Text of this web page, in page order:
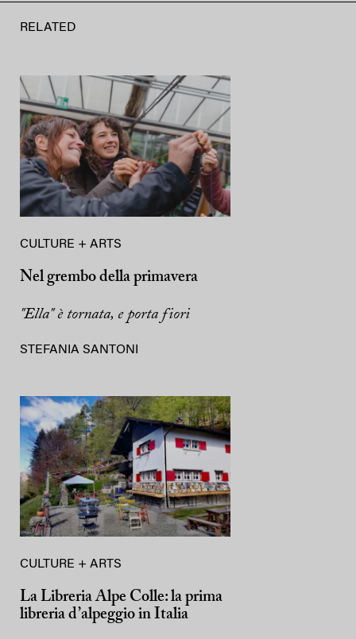
RELATED
CULTURE + ARTS
Nel grembo della primavera
"Ella" è tornata, e porta fiori
STEFANIA SANTONI
CULTURE + ARTS
La Libreria Alpe Colle: la prima
libreria d’alpeggio in Italia